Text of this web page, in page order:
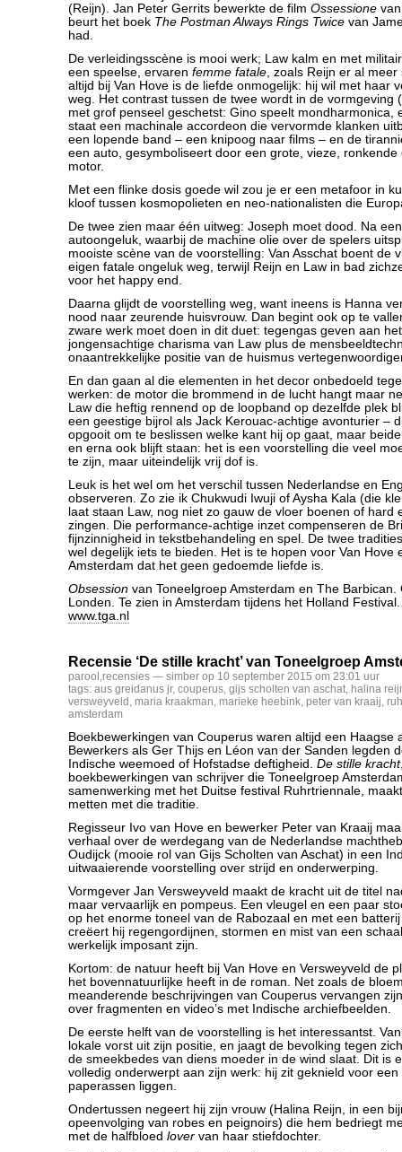
(Reijn). Jan Peter Gerrits bewerkte de film Ossessione
beurt het boek The Postman Always Rings Twice van
had.
De verleidingsscène is mooi werk; Law kalm en met
een speelse, ervaren femme fatale, zoals Reijn er al
altijd bij Van Hove is de liefde onmogelijk: hij wil met haar
weg. Het contrast tussen de twee wordt in de vormgeving
met grof penseel geschetst: Gino speelt mondharmonica,
staat een machinale accordeon die vervormde klanken
een lopende band – een knipoog naar films – en de
een auto, gesymboliseert door een grote, vieze, ronkende
motor.
Met een flinke dosis goede wil zou je er een metafoor in
kloof tussen kosmopolieten en neo-nationalisten die
De twee zien maar één uitweg: Joseph moet dood. Na
autoongeluk, waarbij de machine olie over de spelers
mooiste scène van de voorstelling: Van Asschat boent de
eigen fatale ongeluk weg, terwijl Reijn en Law in bad
voor het happy end.
Daarna glijdt de voorstelling weg, want ineens is Hanna
nood naar zeurende huisvrouw. Dan begint ook op te
zware werk moet doen in dit duet: tegengas geven aan
jongensachtige charisma van Law plus de
onaantrekkelijke positie van de huismus
En dan gaan al die elementen in het decor onbedoeld
werken: de motor die brommend in de lucht hangt maar
Law die heftig rennend op de loopband op dezelfde plek
een geestige bijrol als Jack Kerouac-achtige avonturier –
opgooit om te beslissen welke kant hij op gaat, maar
en erna ook blijft staan: het is een voorstelling die veel
te zijn, maar uiteindelijk vrij dof is.
Leuk is het wel om het verschil tussen Nederlandse en
observeren. Zo zie ik Chukwudi Iwuji of Aysha Kala (die
laat staan Law, nog niet zo gauw de vloer boenen of hard
zingen. Die performance-achtige inzet compenseren de
fijnzinnigheid in tekstbehandeling en spel. De twee
wel degelijk iets te bieden. Het is te hopen voor Van Hove
Amsterdam dat het geen gedoemde liefde is.
Obsession van Toneelgroep Amsterdam en The
Londen. Te zien in Amsterdam tijdens het Holland
www.tga.nl
Recensie ‘De stille kracht’ van Toneelgroep
parool ,recensies — simber op 10 september 2015 om 23:01 uur
tags: aus greidanus jr, couperus, gijs scholten van aschat, halina
versweyveld , maria kraakman, marieke heebink, peter van kraaij,
amsterdam
Boekbewerkingen van Couperus waren altijd een Haagse
Bewerkers als Ger Thijs en Léon van der Sanden legden
Indische weemoed of Hofstadse deftigheid. De stille kracht
boekbewerkingen van schrijver die Toneelgroep
samenwerking met het Duitse festival Ruhrtriennale,
metten met die traditie.
Regisseur Ivo van Hove en bewerker Peter van Kraaij
verhaal over de werdegang van de Nederlandse
Oudijck (mooie rol van Gijs Scholten van Aschat) in een
uitwaaierende voorstelling over strijd en onderwerping.
Vormgever Jan Versweyveld maakt de kracht uit de titel
maar vervaarlijk en pompeus. Een vleugel en een paar
op het enorme toneel van de Rabozaal en met een
creëert hij regengordijnen, stormen en mist van een
werkelijk imposant zijn.
Kortom: de natuur heeft bij Van Hove en Versweyveld de
het bovennatuurlijke heeft in de roman. Net zoals de
meanderende beschrijvingen van Couperus vervangen
over fragmenten en video’s met Indische archiefbeelden.
De eerste helft van de voorstelling is het interessantst.
lokale vorst uit zijn positie, en jaagt de bevolking tegen
de smeekbedes van diens moeder in de wind slaat. Dit is
volledig onderwerpt aan zijn werk: hij zit geknield voor
paperassen liggen.
Ondertussen negeert hij zijn vrouw (Halina Reijn, in een
opeenvolging van robes en peignoirs) die hem bedriegt
met de halfbloed lover van haar stiefdochter.